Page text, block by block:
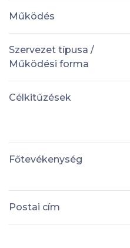
Működés
Szervezet típusa /
Működési forma
Célkitűzések
Főtevékenység
Postai cím